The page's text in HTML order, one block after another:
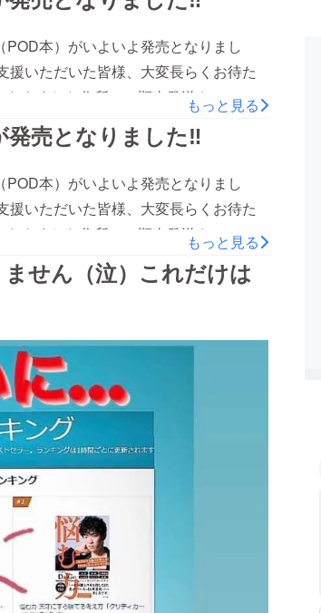
本）がいよいよ発売となりまし
いただいた皆様、大変長らくお待た
きました住所へ、順次発送させていた
くお待ちくださいませ。ご自身でどの
イヤーのサイトを開き、右上のアイコ
覧いただき、ご確認くださいませ。漏
すが、届かないといった場合も考えら
だければ、幸いです。
、お願い申し上げます。この度は、
もっと見る
発売となりました‼︎
本）がいよいよ発売となりまし
いただいた皆様、大変長らくお待た
きました住所へ、順次発送させていた
くお待ちくださいませ。ご自身でどの
イヤーのサイトを開き、右上のアイコ
覧いただき、ご確認くださいませ。漏
すが、届かないといった場合も考えら
ければ、幸いです。
、お願い申し上げます。この度は、
もっと見る
せん（泣）これだけは